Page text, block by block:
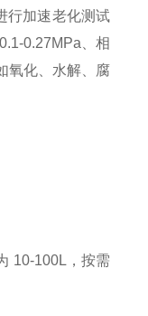
行加速老化测试
0.27MPa、相
氧化、水解、腐
10-100L，按需